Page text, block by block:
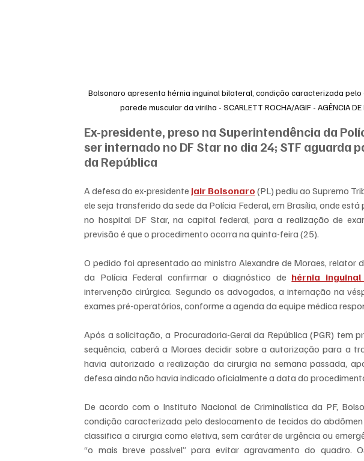
Bolsonaro apresenta hérnia inguinal bilateral, condição caracterizada
parede muscular da virilha - SCARLETT ROCHA/AGIF - AGÊNCIA DE
Ex-presidente, preso na Superintendência da
ser internado no DF Star no dia 24; STF aguarda
da República
A defesa do ex-presidente Jair Bolsonaro (PL) pediu ao Supremo
ele seja transferido da sede da Polícia Federal, em Brasília, onde
no hospital DF Star, na capital federal, para a realização de
previsão é que o procedimento ocorra na quinta-feira (25).
O pedido foi apresentado ao ministro Alexandre de Moraes, relator
da Polícia Federal confirmar o diagnóstico de hérnia
intervenção cirúrgica. Segundo os advogados, a internação na
exames pré-operatórios, conforme a agenda da equipe médica
Após a solicitação, a Procuradoria-Geral da República (PGR) tem
sequência, caberá a Moraes decidir sobre a autorização para a
havia autorizado a realização da cirurgia na semana passada,
defesa ainda não havia indicado oficialmente a data do
De acordo com o Instituto Nacional de Criminalística da PF,
condição caracterizada pelo deslocamento de tecidos do
classifica a cirurgia como eletiva, sem caráter de urgência ou
“o mais breve possível” para evitar agravamento do quadro.